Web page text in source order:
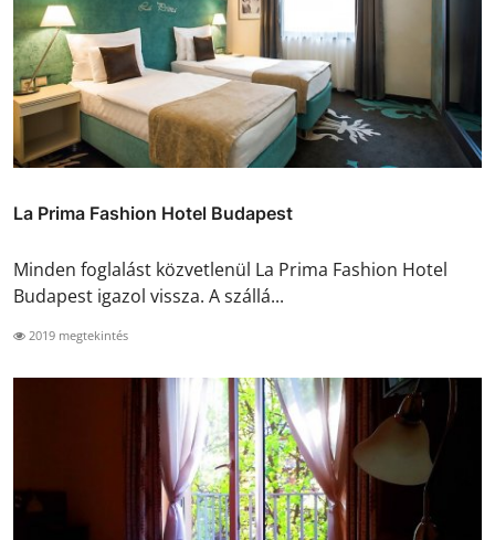
La Prima Fashion Hotel Budapest
Minden foglalást közvetlenül La Prima Fashion Hotel
Budapest igazol vissza. A szállá...
2019 megtekintés